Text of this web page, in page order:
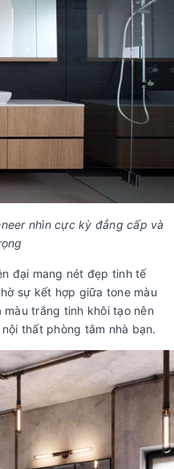
nhìn cực kỳ đẳng cấp và
đại mang nét đẹp tinh tế
sự kết hợp giữa tone màu
trắng tinh khôi tạo nên
thất phòng tắm nhà bạn.